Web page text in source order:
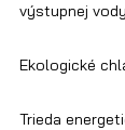
výstupnej
Ekologické
Trieda